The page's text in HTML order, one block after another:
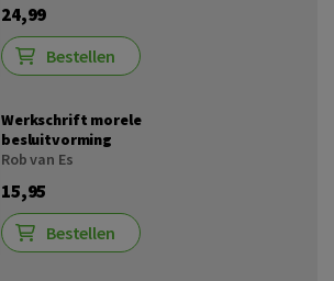
24,99
Bestellen
Werkschrift morele
besluitvorming
Rob van Es
15,95
Bestellen